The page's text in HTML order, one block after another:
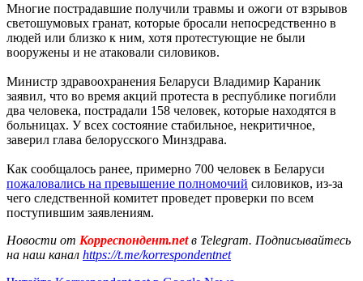
Многие пострадавшие получили травмы и ожоги от взрывов
светошумовых гранат, которые бросали непосредственно в
людей или близко к ним, хотя протестующие не были
вооружены и не атаковали силовиков.
Министр здравоохранения Беларуси Владимир Караник
заявил, что во время акций протеста в республике погибли
два человека, пострадали 158 человек, которые находятся в
больницах. У всех состояние стабильное, некритичное,
заверил глава белорусского Минздрава.
Как сообщалось ранее, примерно 700 человек в Беларуси
пожаловались на превышение полномочий силовиков, из-за
чего следственной комитет проведет проверки по всем
поступившим заявлениям.
Новости от Корреспондент.netв Telegram. Подписывайтесь
на наш канал https://t.me/korrespondentnet